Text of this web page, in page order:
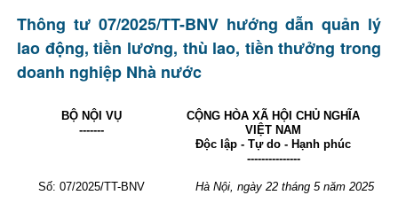
Thông tư 07/2025/TT-BNV hướng dẫn quản lý
lao động, tiền lương, thù lao, tiền thưởng trong
doanh nghiệp Nhà nước
BỘ NỘI VỤ
-------
CỘNG HÒA XÃ HỘI CHỦ NGHĨA
VIỆT NAM
Độc lập - Tự do - Hạnh phúc
---------------
Số: 07/2025/TT-BNV Hà Nội, ngày 22 tháng 5 năm 2025